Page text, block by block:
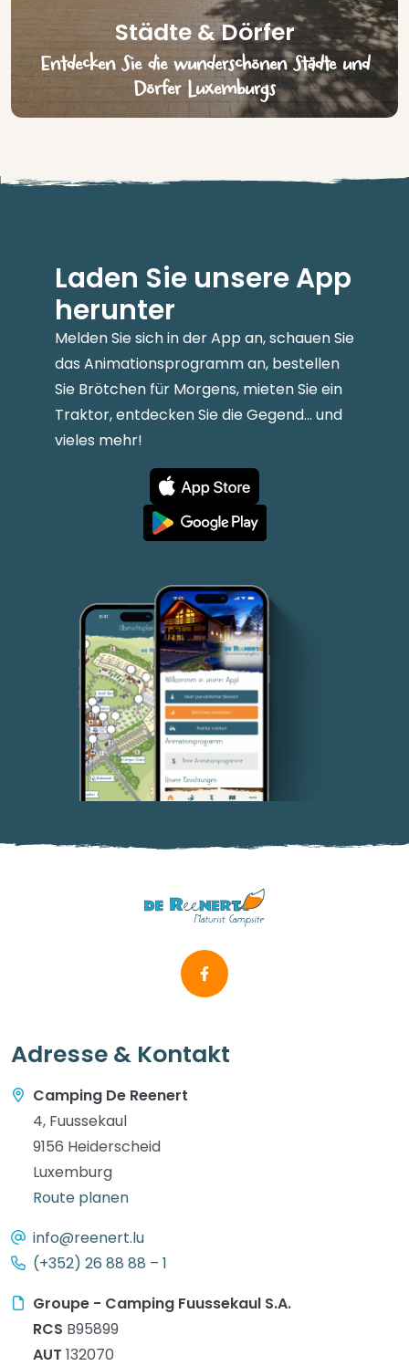
Städte & Dörfer
Entdecken Sie die wunderschönen Städte und
Dörfer Luxemburgs
Laden Sie unsere App
herunter
Melden Sie sich in der App an, schauen Sie
das Animationsprogramm an, bestellen
Sie Brötchen für Morgens, mieten Sie ein
Traktor, entdecken Sie die Gegend... und
vieles mehr!
Adresse & Kontakt
Camping De Reenert
4, Fuussekaul
9156 Heiderscheid
Luxemburg
Route planen
info@reenert.lu
(+352) 26 88 88 – 1
Groupe - Camping Fuussekaul S.A.
RCS B95899
AUT 132070